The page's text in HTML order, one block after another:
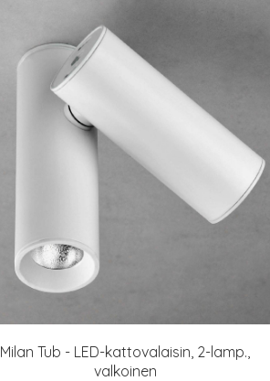
Milan Tub - LED-kattovalaisin, 2-lamp.,
valkoinen